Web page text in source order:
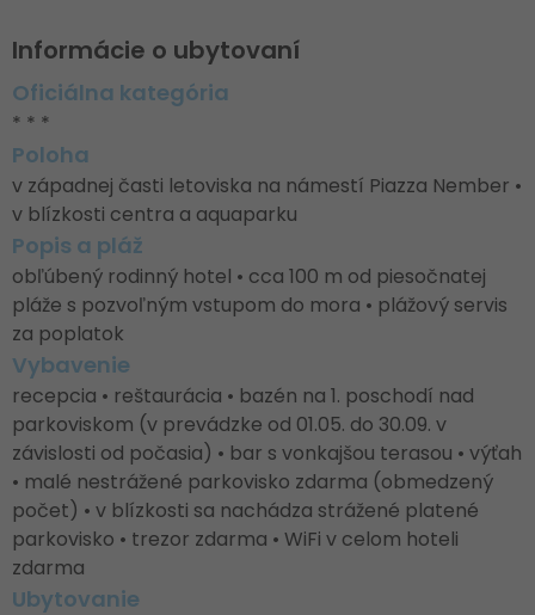
Informácie o ubytovaní
Oficiálna kategória
* * *
Poloha
v západnej časti letoviska na námestí Piazza Nember •
v blízkosti centra a aquaparku
Popis a pláž
obľúbený rodinný hotel • cca 100 m od piesočnatej
pláže s pozvoľným vstupom do mora • plážový servis
za poplatok
Vybavenie
recepcia • reštaurácia • bazén na 1. poschodí nad
parkoviskom (v prevádzke od 01.05. do 30.09. v
závislosti od počasia) • bar s vonkajšou terasou • výťah
• malé nestrážené parkovisko zdarma (obmedzený
počet) • v blízkosti sa nachádza strážené platené
parkovisko • trezor zdarma • WiFi v celom hoteli
zdarma
Ubytovanie